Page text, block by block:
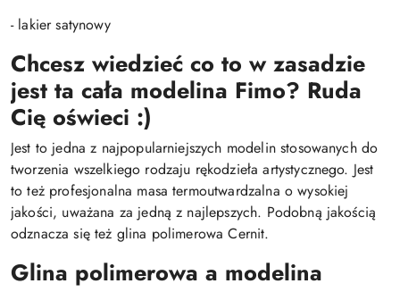
- lakier satynowy
Chcesz wiedzieć co to w zasadzie
jest ta cała modelina Fimo? Ruda
Cię oświeci :)
Jest to jedna z najpopularniejszych modelin stosowanych do
tworzenia wszelkiego rodzaju rękodzieła artystycznego. Jest
to też profesjonalna masa termoutwardzalna o wysokiej
jakości, uważana za jedną z najlepszych. Podobną jakością
odznacza się też glina polimerowa Cernit.
Glina polimerowa a modelina